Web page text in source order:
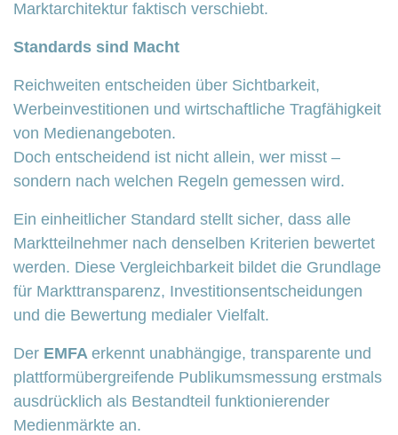
Marktarchitektur faktisch verschiebt.
Standards sind Macht
Reichweiten entscheiden über Sichtbarkeit,
Werbeinvestitionen und wirtschaftliche Tragfähigkeit
von Medienangeboten.
Doch entscheidend ist nicht allein, wer misst –
sondern nach welchen Regeln gemessen wird.
Ein einheitlicher Standard stellt sicher, dass alle
Marktteilnehmer nach denselben Kriterien bewertet
werden. Diese Vergleichbarkeit bildet die Grundlage
für Markttransparenz, Investitionsentscheidungen
und die Bewertung medialer Vielfalt.
Der EMFA erkennt unabhängige, transparente und
plattformübergreifende Publikumsmessung erstmals
ausdrücklich als Bestandteil funktionierender
Medienmärkte an.